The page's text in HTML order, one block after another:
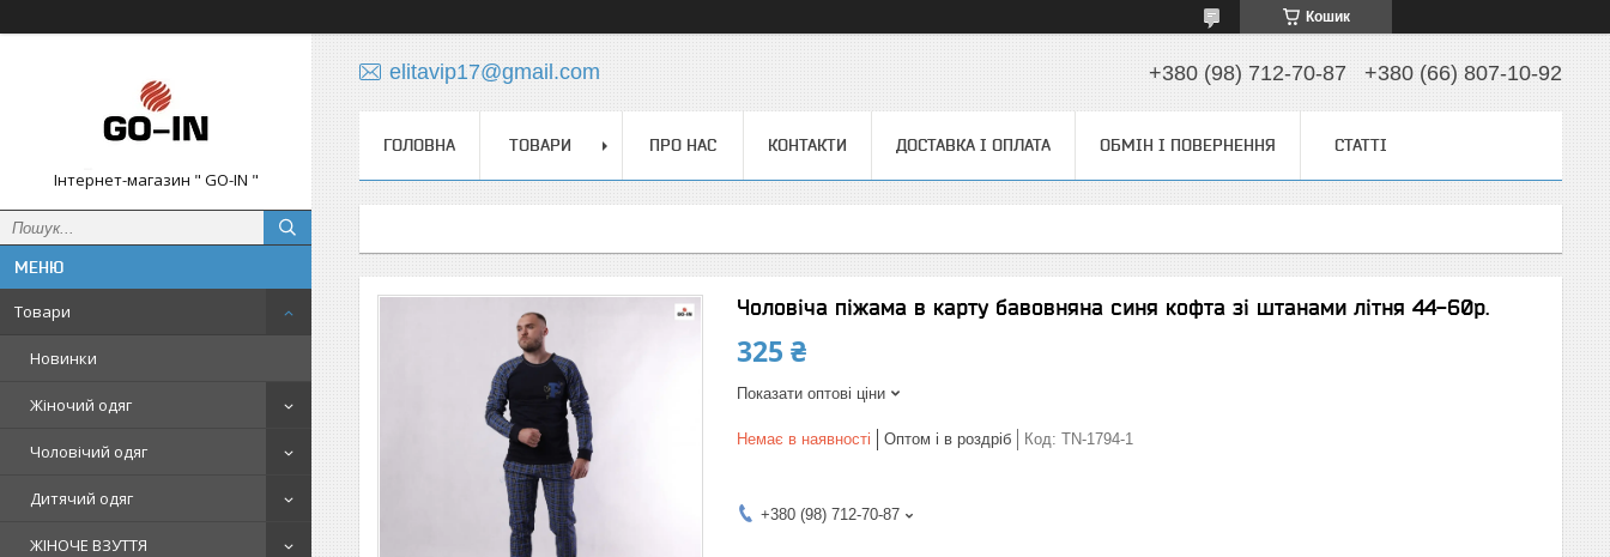
Кошик
Інтернет-магазин " GO-IN "
Товари
Новинки
Жіночий одяг
Чоловічий одяг
Дитячий одяг
ЖІНОЧЕ ВЗУТТЯ
elitavip17@gmail.com +380 (98) 712-70-87 +380 (66) 807-10-92
ГОЛОВНА ТОВАРИ ПРО НАС КОНТАКТИ ДОСТАВКА І ОПЛАТА ОБМІН І ПОВЕРНЕННЯ СТАТТІ
Чоловіча піжама в карту бавовняна синя кофта зі штанами літня 44-60р.
325 ₴
Показати оптові ціни
Немає в наявності Оптом і в роздріб Код: TN-1794-1
+380 (98) 712-70-87